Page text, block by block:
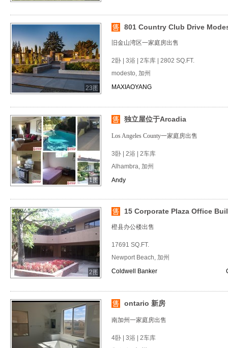
23图
801 Country Club Drive
旧金山湾区一家庭房出售
2卧 | 3浴 | 2车库 | 2802 SQ.FT.
modesto, 加州
MAXIAOYANG
1图
独立屋位于Arcadia
Los Angeles County一家庭房出售
3卧 | 2浴 | 2车库
Alhambra, 加州
Andy
2图
15 Corporate Plaza Office
橙县办公楼出售
17691 SQ.FT.
Newport Beach, 加州
Coldwell Banker
ontario 新房
南加州一家庭房出售
4卧 | 3浴 | 2车库